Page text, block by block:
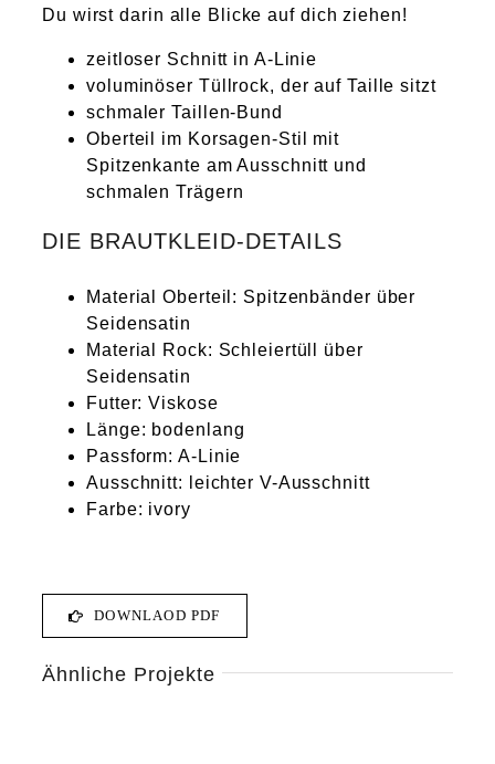
Du wirst darin alle Blicke auf dich ziehen!
zeitloser Schnitt in A-Linie
voluminöser Tüllrock, der auf Taille sitzt
schmaler Taillen-Bund
Oberteil im Korsagen-Stil mit
Spitzenkante am Ausschnitt und
schmalen Trägern
DIE BRAUTKLEID-DETAILS
Material Oberteil: Spitzenbänder über
Seidensatin
Material Rock: Schleiertüll über
Seidensatin
Futter: Viskose
Länge: bodenlang
Passform: A-Linie
Ausschnitt: leichter V-Ausschnitt
Farbe: ivory
DOWNLAOD PDF
Ähnliche Projekte